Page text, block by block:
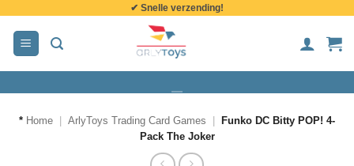
inhoud
✔ Snelle verzending!
* Home ArlyToys Trading Card Games
Funko DC Bitty POP! 4-
Pack The Joker